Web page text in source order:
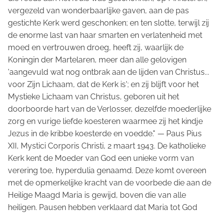
vergezeld van wonderbaarlijke gaven, aan de pas
gestichte Kerk werd geschonken; en ten slotte, terwijl zij
de enorme last van haar smarten en verlatenheid met
moed en vertrouwen droeg, heeft zij, waarlijk de
Koningin der Martelaren, meer dan alle gelovigen
'aangevuld wat nog ontbrak aan de lijden van Christus...
voor Zijn Lichaam, dat de Kerk is'; en zij blijft voor het
Mystieke Lichaam van Christus, geboren uit het
doorboorde hart van de Verlosser, dezelfde moederlijke
zorg en vurige liefde koesteren waarmee zij het kindje
Jezus in de kribbe koesterde en voedde." — Paus Pius
XII, Mystici Corporis Christi, 2 maart 1943. De katholieke
Kerk kent de Moeder van God een unieke vorm van
verering toe, hyperdulia genaamd. Deze komt overeen
met de opmerkelijke kracht van de voorbede die aan de
Heilige Maagd Maria is gewijd, boven die van alle
heiligen. Pausen hebben verklaard dat Maria tot God